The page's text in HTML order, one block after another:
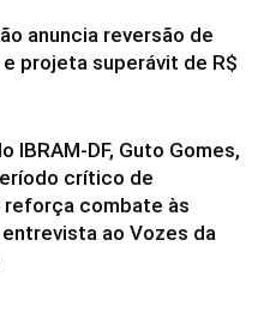
anuncia reversão de
projeta superávit de R$
IBRAM-DF, Guto Gomes,
crítico de
reforça combate às
ao Vozes da